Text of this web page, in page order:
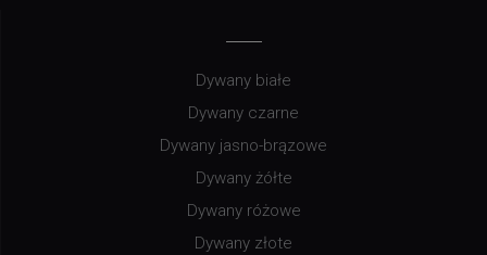
Dywany białe
Dywany czarne
Dywany jasno-brązowe
Dywany żółte
Dywany różowe
Dywany złote